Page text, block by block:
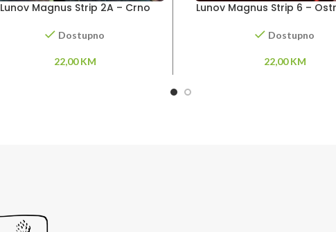
Lunov Magnus Strip 2A – Crno
Dostupno
22,00KM
Lunov Magnus Strip 6 –
Dostupno
22,00KM